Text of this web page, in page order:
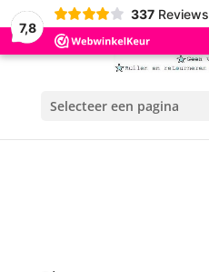
7,8
337 Reviews
Selecteer een pagina